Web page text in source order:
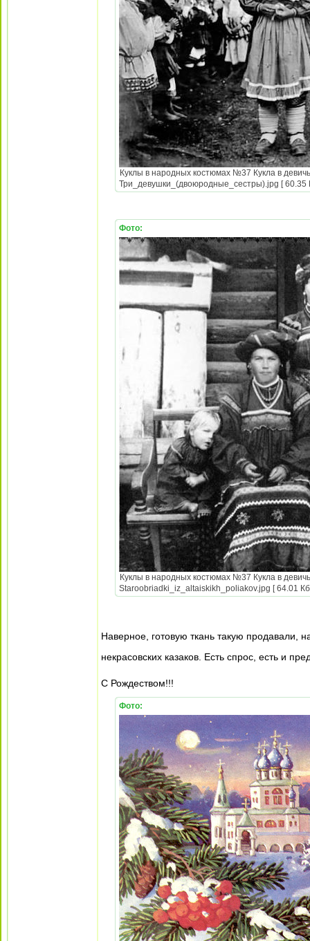
Куклы в народных костюмах №37 Кукла в
Три_девушки_(двоюродные_сестры).jpg [ 60.35
Фото:
Куклы в народных костюмах №37 Кукла в
Staroobriadki_iz_altaiskikh_poliakov.jpg [ 64.01
Наверное, готовую ткань такую продавали,
некрасовских казаков. Есть спрос, есть и
С Рождеством!!!
Фото: